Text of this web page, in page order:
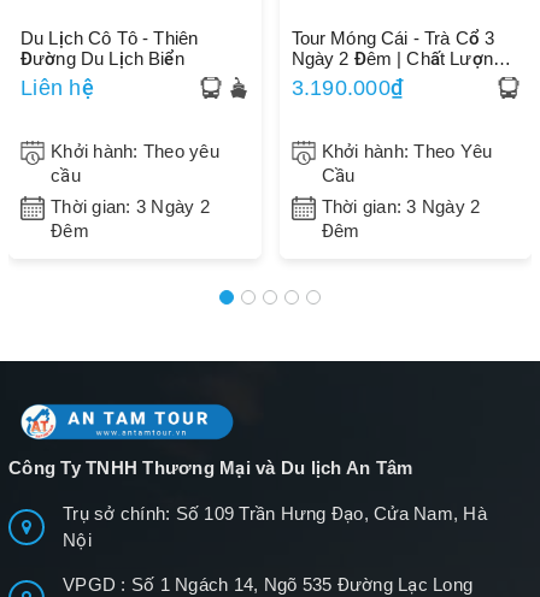
Du Lịch Cô Tô - Thiên
Đường Du Lịch Biển
Liên hệ
Khởi hành: Theo yêu
cầu
Thời gian: 3 Ngày 2
Đêm
Tour Móng Cái - Trà Cổ 3
Ngày 2 Đêm | Chất Lượng |
Uy Tín
3.190.000₫
Khởi hành: Theo Yêu
Cầu
Thời gian: 3 Ngày 2
Đêm
Công Ty TNHH Thương Mại và Du lịch An Tâm
Trụ sở chính: Số 109 Trần Hưng Đạo, Cửa Nam, Hà
Nội
VPGD : Số 1 Ngách 14, Ngõ 535 Đường Lạc Long